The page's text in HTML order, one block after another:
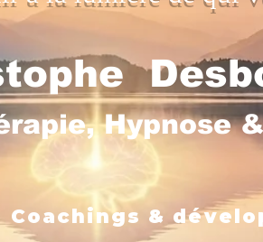
Coachings &
Hypnose